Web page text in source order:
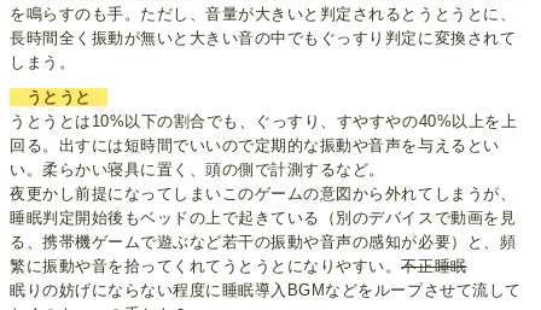
を鳴らすのも手。ただし、音量が大きいと判定されるとうとうとに、
長時間全く振動が無いと大きい音の中でもぐっすり判定に変換されて
しまう。
うとうと
うとうとは10%以下の割合でも、ぐっすり、すやすやの40%以上を上
回る。出すには短時間でいいので定期的な振動や音声を与えるとい
い。柔らかい寝具に置く、頭の側で計測するなど。
夜更かし前提になってしまいこのゲームの意図から外れてしまうが、
睡眠判定開始後もベッドの上で起きている（別のデバイスで動画を見
る、携帯機ゲームで遊ぶなど若干の振動や音声の感知が必要）と、頻
繁に振動や音を拾ってくれてうとうとになりやすい。不正睡眠
眠りの妨げにならない程度に睡眠導入BGMなどをループさせて流して